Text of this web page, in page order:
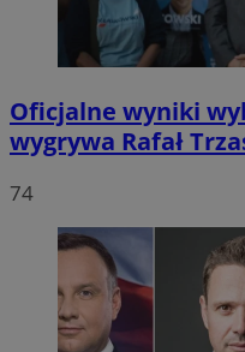
Oficjalne wyniki
wygrywa Rafał
74